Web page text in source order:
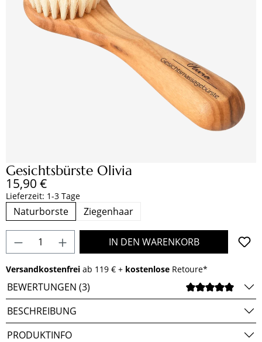
Gesichtsbürste Olivia
Regulärer Preis:
15,90 €
Lieferzeit: 1-3 Tage
Naturborste Ziegenhaar
Produkt Anzahl: Gib den gewünschten
IN DEN WARENKORB
Versandkostenfrei ab 119 € + kostenlose Retoure*
BEWERTUNGEN (3)
BESCHREIBUNG
PRODUKTINFO